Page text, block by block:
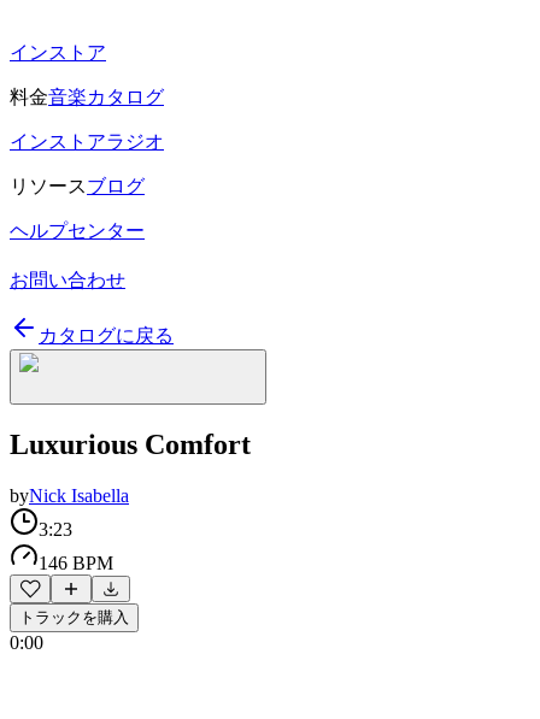
インストア
料金音楽カタログ
インストアラジオ
リソースブログ
ヘルプセンター
お問い合わせ
カタログに戻る
Luxurious Comfort
byNick Isabella
3:23
146 BPM
トラックを購入
0:00